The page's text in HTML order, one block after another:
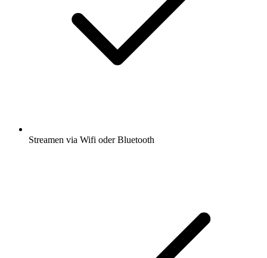
Streamen via Wifi oder Bluetooth